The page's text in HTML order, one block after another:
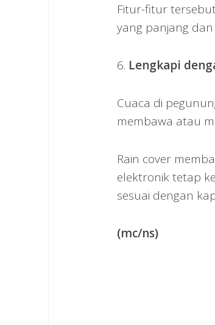
Fitur-fitur
yang panjang
6. Lengkapi
Cuaca di
membawa atau
Rain cover
elektronik tetap
sesuai dengan
(mc/ns)